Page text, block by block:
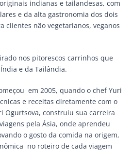
indianas e tailandesas, com
e da alta gastronomia dos dois
clientes não vegetarianos, veganos
nos pitorescos carrinhos que
e da Tailândia.
em 2005, quando o chef Yuri
e receitas diretamente com o
construiu sua carreira
pela Ásia, onde aprendeu
o gosto da comida na origem,
no roteiro de cada viagem